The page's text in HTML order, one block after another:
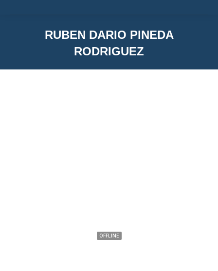
RUBEN DARIO PINEDA
RODRIGUEZ
OFFLINE